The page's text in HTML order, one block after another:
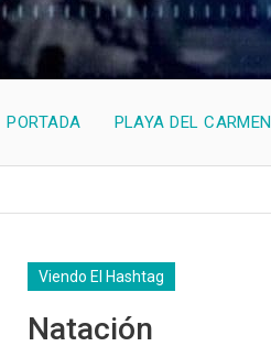
PORTADA PLAYA DEL CARMEN
Viendo El Hashtag
Natación